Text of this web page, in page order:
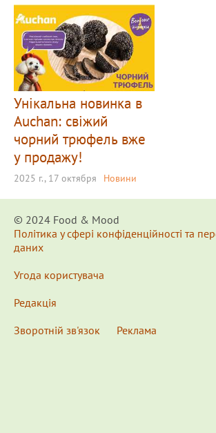
Унікальна новинка в
Auchan: свіжий
чорний трюфель вже
у продажу!
2025 г., 17 октября Новини
© 2024 Food & Мood
Політика у сфері конфіденційності та
даних
Угода користувача
Редакція
Зворотній зв'язок
Реклама